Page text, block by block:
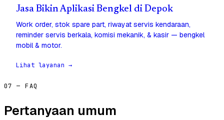
Jasa Bikin Aplikasi Bengkel di Depok
Work order, stok spare part, riwayat servis kendaraan,
reminder servis berkala, komisi mekanik, & kasir — bengkel
mobil & motor.
Lihat layanan →
07 — FAQ
Pertanyaan umum